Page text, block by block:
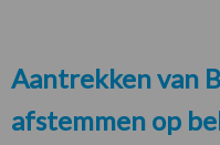
Aantrekken van
afstemmen op